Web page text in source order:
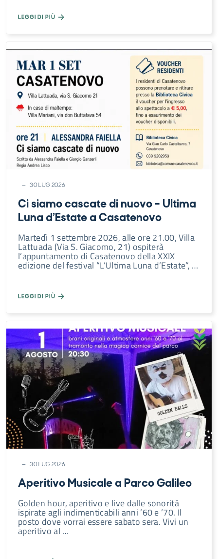
LEGGI DI PIÙ
30 LUG 2026
Ci siamo cascate di nuovo – Ultima
Luna d’Estate a Casatenovo
Martedì 1 settembre 2026, alle ore 21.00, Villa
Lattuada (Via S. Giacomo, 21) ospiterà
l’appuntamento di Casatenovo della XXIX
edizione del festival “L’Ultima Luna d’Estate”, …
LEGGI DI PIÙ
30 LUG 2026
Aperitivo Musicale a Parco Galileo
Golden hour, aperitivo e live dalle sonorità
ispirate agli indimenticabili anni ’60 e ’70. Il
posto dove vorrai essere sabato sera. Vivi un
aperitivo al …